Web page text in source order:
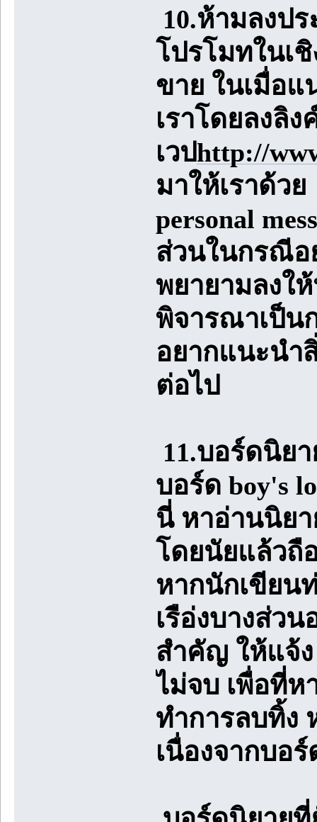
10.ห้ามลงป
โปรโมทในเ
ขาย ในเมื่อแ
เราโดยลงลิง
เวปhttp://
มาให้เราด้ว
personal
ส่วนในกรณีอ
พยายามลงใ
พิจารณาเป็น
อยากแนะนำ
ต่อไป
11.บอร์ดนิย
บอร์ด boy's
นี่ หาอ่านนิย
โดยนัยแล้วถื
หากนักเขียน
เรือ่งบางส่ว
สำคัญ ให้แจ้ง
ไม่จบ เพื่อที่ห
ทำการลบทิ้ง
เนื่องจากบอ